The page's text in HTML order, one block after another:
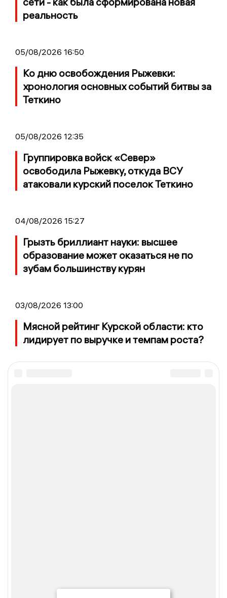
реальность
05/08/2026 16:50
Ко дню освобождения Рыжевки:
хронология основных событий битвы за
Теткино
05/08/2026 12:35
Группировка войск «Север»
освободила Рыжевку, откуда ВСУ
атаковали курский поселок Теткино
04/08/2026 15:27
Грызть бриллиант науки: высшее
образование может оказаться не по
зубам большинству курян
03/08/2026 13:00
Мясной рейтинг Курской области: кто
лидирует по выручке и темпам роста?